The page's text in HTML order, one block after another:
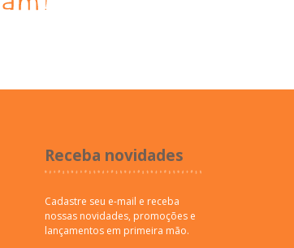
Receba novidades
Cadastre seu e-mail e receba
nossas novidades, promoções e
lançamentos em primeira mão.